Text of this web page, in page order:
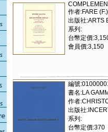
作者:FARE
出版社:ARTS
系列:
台幣定價
會員價:3,150
編號
書名:LA
作者
出版社
系列:
台幣定價:370